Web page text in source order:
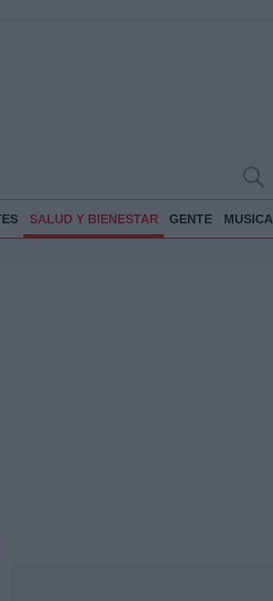
SALUD Y BIENESTAR GENTE MUSICA